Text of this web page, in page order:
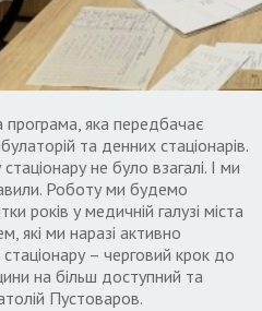
програма, яка передбачає
та денних стаціонарів.
не було взагалі. І ми
Роботу ми будемо
років у медичній галузі міста
які ми наразі активно
– черговий крок до
на більш доступний та
Пустоваров.